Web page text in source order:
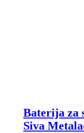
Baterija za
Siva